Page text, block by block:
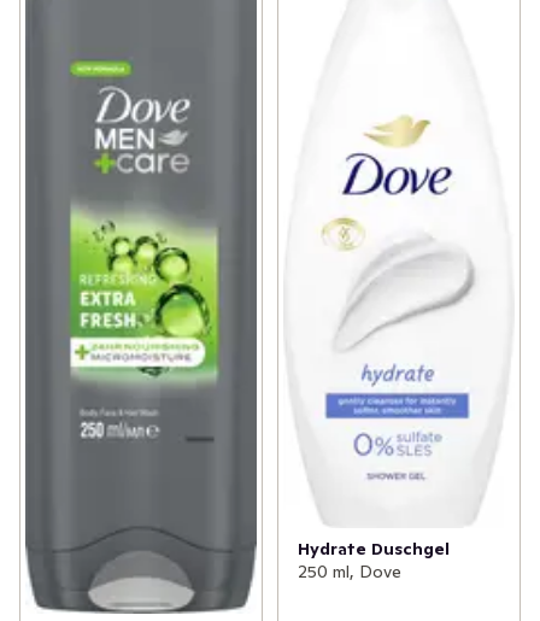
Hydrate Duschgel
250 ml, Dove